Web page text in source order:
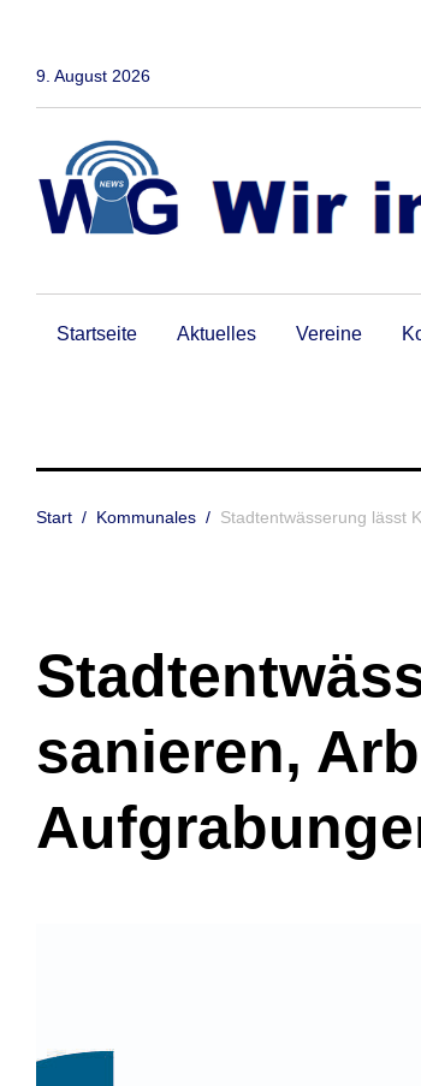
9. August 2026
Startseite Aktuelles Vereine
Start / Kommunales / Stadtentwässerung lässt
sanieren,